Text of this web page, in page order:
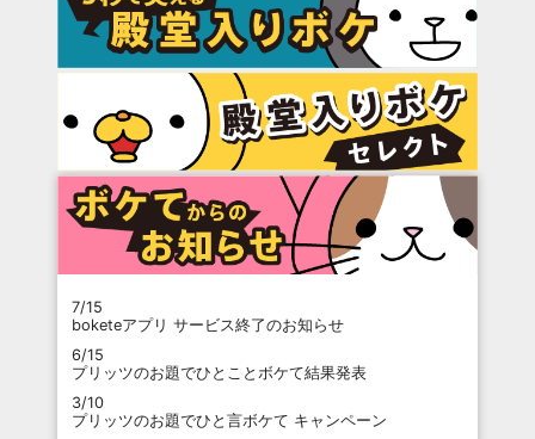
7/15
boketeアプリ サービス終了のお知らせ
6/15
プリッツのお題でひとことボケて結果発表
3/10
プリッツのお題でひと言ボケて キャンペーン